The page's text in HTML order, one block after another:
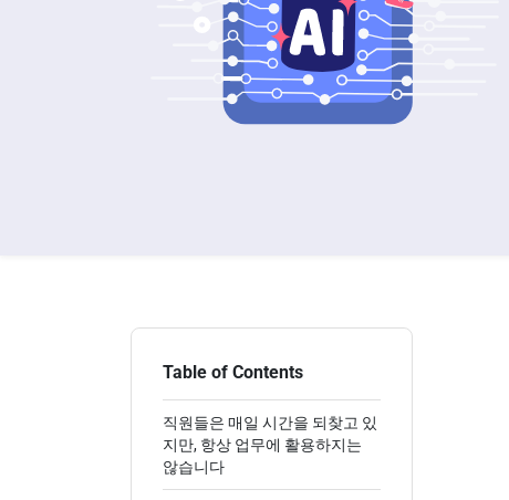
Table of Contents
직원들은 매일 시간을 되찾고 있
지만, 항상 업무에 활용하지는
않습니다